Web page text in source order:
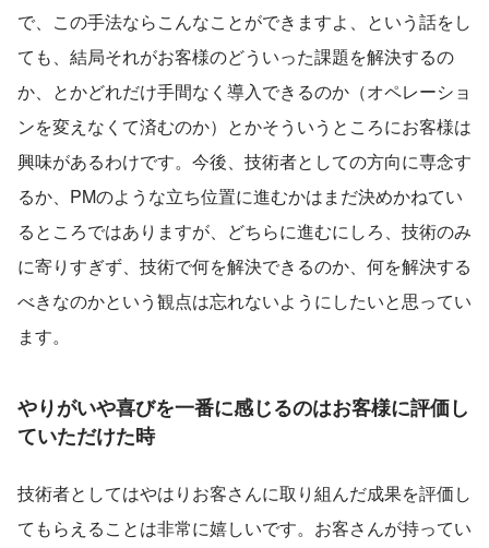
で、この手法ならこんなことができますよ、という話をし
ても、結局それがお客様のどういった課題を解決するの
か、とかどれだけ手間なく導入できるのか（オペレーショ
ンを変えなくて済むのか）とかそういうところにお客様は
興味があるわけです。今後、技術者としての方向に専念す
るか、PMのような立ち位置に進むかはまだ決めかねてい
るところではありますが、どちらに進むにしろ、技術のみ
に寄りすぎず、技術で何を解決できるのか、何を解決する
べきなのかという観点は忘れないようにしたいと思ってい
ます。
やりがいや喜びを一番に感じるのはお客様に評価し
ていただけた時
技術者としてはやはりお客さんに取り組んだ成果を評価し
てもらえることは非常に嬉しいです。お客さんが持ってい